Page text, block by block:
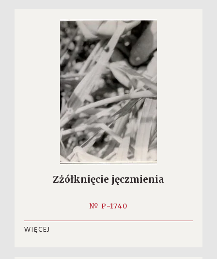
Zżółknięcie jęczmienia
№ P-1740
WIĘCEJ